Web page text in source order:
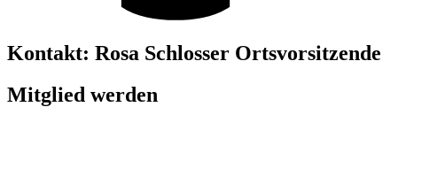
Kontakt: Rosa Schlosser Ortsvorsitzende
Mitglied werden